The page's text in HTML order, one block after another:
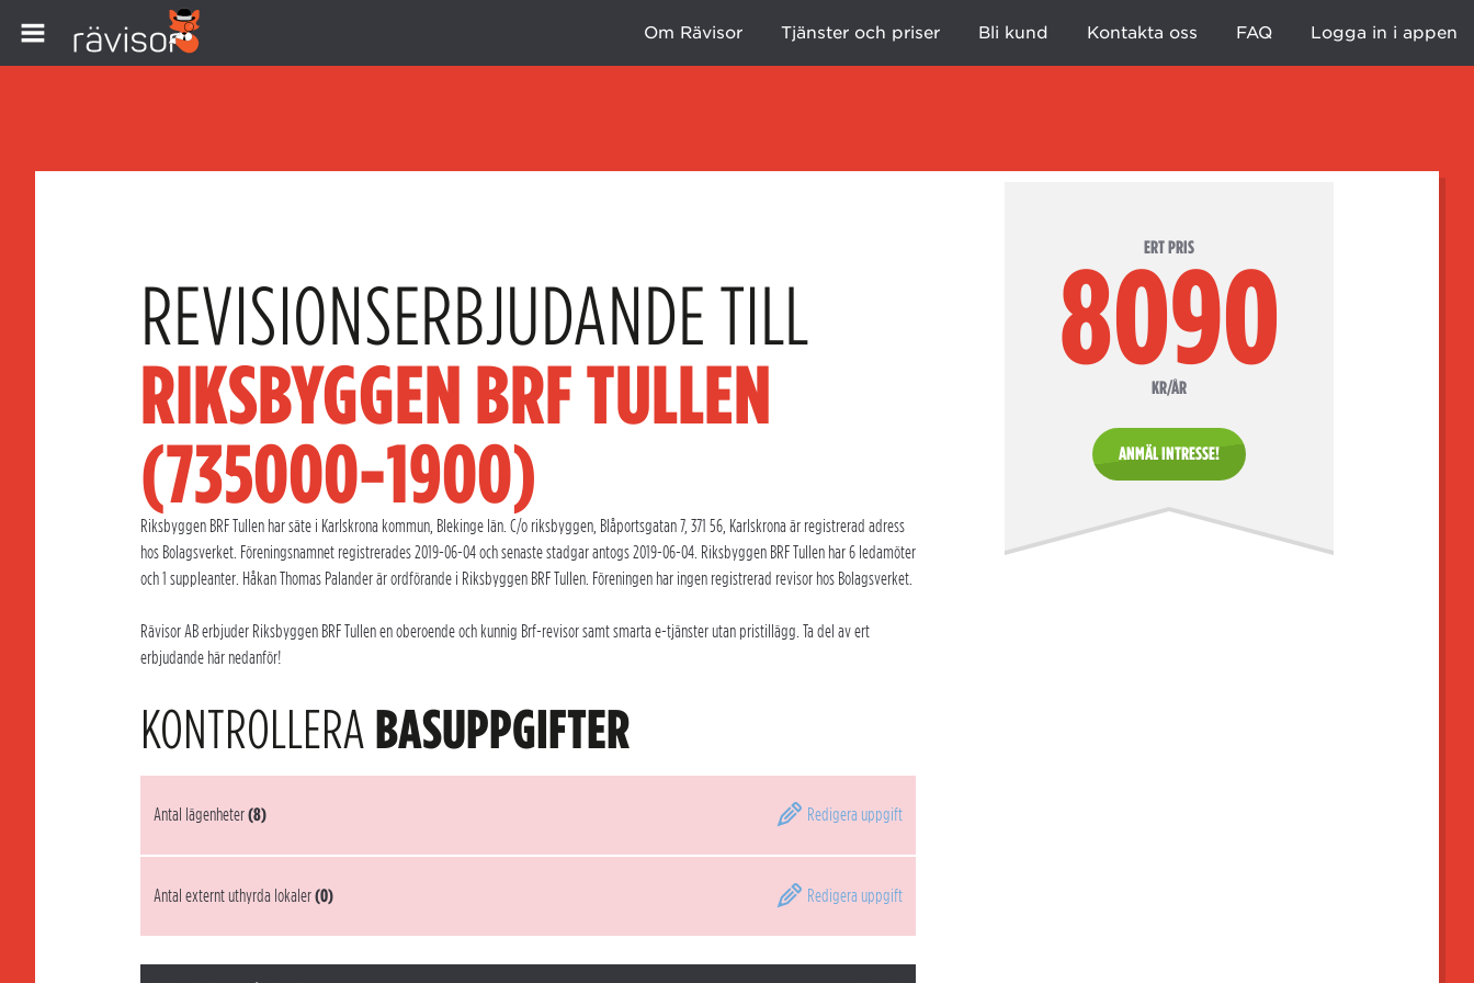
Om Rävisor Tjänster och priser Bli kund Kontakta oss FAQ Logga in i appen
ERT PRIS
8090
KR/ÅR
ANMÄL INTRESSE!
REVISIONSERBJUDANDE TILL
RIKSBYGGEN BRF TULLEN
(735000-1900)
Riksbyggen BRF Tullen har säte i Karlskrona kommun, Blekinge län. C/o riksbyggen, Blåportsgatan 7, 371 56, Karlskrona är registrerad adress
hos Bolagsverket. Föreningsnamnet registrerades 2019-06-04 och senaste stadgar antogs 2019-06-04. Riksbyggen BRF Tullen har 6 ledamöter
och 1 suppleanter. Håkan Thomas Palander är ordförande i Riksbyggen BRF Tullen. Föreningen har ingen registrerad revisor hos Bolagsverket.
Rävisor AB erbjuder Riksbyggen BRF Tullen en oberoende och kunnig Brf-revisor samt smarta e-tjänster utan pristillägg. Ta del av ert
erbjudande här nedanför!
KONTROLLERABASUPPGIFTER
Antal lägenheter(8) Redigera uppgift
Antal externt uthyrda lokaler(0) Redigera uppgift